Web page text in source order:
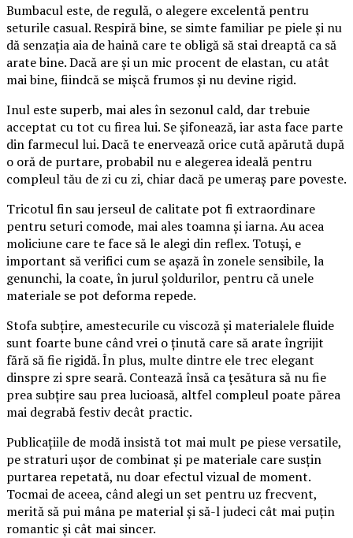
Bumbacul este, de regulă, o alegere excelentă pentru
seturile casual. Respiră bine, se simte familiar pe piele și nu
dă senzația aia de haină care te obligă să stai dreaptă ca să
arate bine. Dacă are și un mic procent de elastan, cu atât
mai bine, fiindcă se mișcă frumos și nu devine rigid.
Inul este superb, mai ales în sezonul cald, dar trebuie
acceptat cu tot cu firea lui. Se șifonează, iar asta face parte
din farmecul lui. Dacă te enervează orice cută apărută după
o oră de purtare, probabil nu e alegerea ideală pentru
compleul tău de zi cu zi, chiar dacă pe umeraș pare poveste.
Tricotul fin sau jerseul de calitate pot fi extraordinare
pentru seturi comode, mai ales toamna și iarna. Au acea
moliciune care te face să le alegi din reflex. Totuși, e
important să verifici cum se așază în zonele sensibile, la
genunchi, la coate, în jurul șoldurilor, pentru că unele
materiale se pot deforma repede.
Stofa subțire, amestecurile cu viscoză și materialele fluide
sunt foarte bune când vrei o ținută care să arate îngrijit
fără să fie rigidă. În plus, multe dintre ele trec elegant
dinspre zi spre seară. Contează însă ca țesătura să nu fie
prea subțire sau prea lucioasă, altfel compleul poate părea
mai degrabă festiv decât practic.
Publicațiile de modă insistă tot mai mult pe piese versatile,
pe straturi ușor de combinat și pe materiale care susțin
purtarea repetată, nu doar efectul vizual de moment.
Tocmai de aceea, când alegi un set pentru uz frecvent,
merită să pui mâna pe material și să-l judeci cât mai puțin
romantic și cât mai sincer.